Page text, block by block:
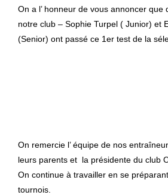
On a l’ honneur de vous annoncer que
notre club – Sophie Turpel ( Junior) et
(Senior) ont passé ce 1er test de la
On remercie l’ équipe de nos
leurs parents et la présidente du club
On continue à travailler en se
tournois.